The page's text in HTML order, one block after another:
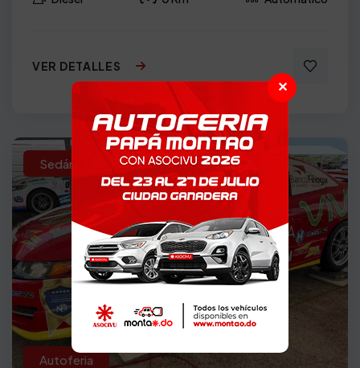
✕
VER DETALLES
Sedán 2008
Autoferia